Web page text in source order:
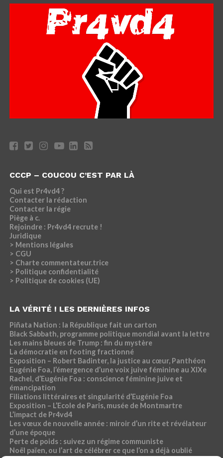
CCCP – COUCOU C’EST PAR LÀ
Qui est Pr4vd4 ?
Contacter la rédaction
Contacter la régie
Piège à c.
Rejoindre : Pr4vd4 recrute !
Juridique
> Mentions légales
> CGU
> Charte commentateur.trice
> Politique confidentialité
> Politique de cookies (UE)
LA VÉRITÉ ! LES DERNIÈRES INFOS
Piñata Nation : la République fait un carton
Black Sabbath, programme politique mondial avant la lettre
Les mains bleues de Trump : fin du mystère
La démocratie en footing fractionné
Exposition – Robert Badinter, la justice au cœur, Panthéon
Eugénie Foa, l’émergence d’une voix juive féminine au XIXe
Rachel, d’Eugénie Foa : conscience féminine juive et
émancipation
Filiations littéraires et singularité d’Eugénie Foa
Exposition – L’Ecole de Paris, musée de Montmartre
L’impact de Pr4vd4
Les vœux de nouvelle année : miroir d’un rite et révélateur
d’une époque
Perte de poids : suivez un régime communiste
Noël païen, ou l’art de célébrer ce que l’on a déjà oublié